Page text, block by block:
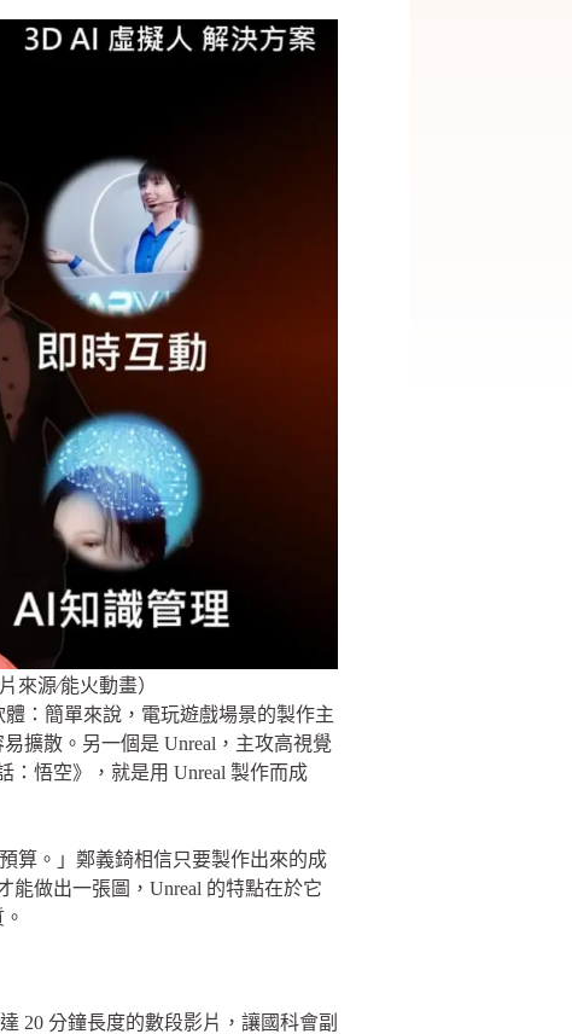
源∕能火動畫）
：簡單來說，電玩遊戲場景的製作主
擴散。另一個是 Unreal，主攻高視覺
：悟空》，就是用 Unreal 製作而成
算。」鄭義錡相信只要製作出來的成
做出一張圖，Unreal 的特點在於它
20 分鐘長度的數段影片，讓國科會副